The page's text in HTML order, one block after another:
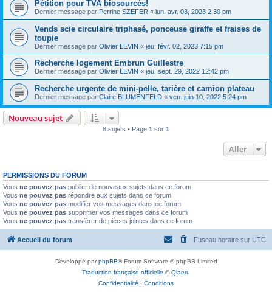
Pétition pour TVA biosourcés!
Dernier message par Perrine SZEFER « lun. avr. 03, 2023 2:30 pm
Vends scie circulaire triphasé, ponceuse giraffe et fraises de
toupie
Dernier message par Olivier LEVIN « jeu. févr. 02, 2023 7:15 pm
Recherche logement Embrun Guillestre
Dernier message par Olivier LEVIN « jeu. sept. 29, 2022 12:42 pm
Recherche urgente de mini-pelle, tarière et camion plateau
Dernier message par Claire BLUMENFELD « ven. juin 10, 2022 5:24 pm
Nouveau sujet
8 sujets • Page 1 sur 1
Aller
PERMISSIONS DU FORUM
Vous ne pouvez pas publier de nouveaux sujets dans ce forum
Vous ne pouvez pas répondre aux sujets dans ce forum
Vous ne pouvez pas modifier vos messages dans ce forum
Vous ne pouvez pas supprimer vos messages dans ce forum
Vous ne pouvez pas transférer de pièces jointes dans ce forum
Accueil du forum Fuseau horaire sur UTC
Développé parphpBB® Forum Software © phpBB Limited
Traduction française officielle ©Qiaeru
Confidentialité | Conditions